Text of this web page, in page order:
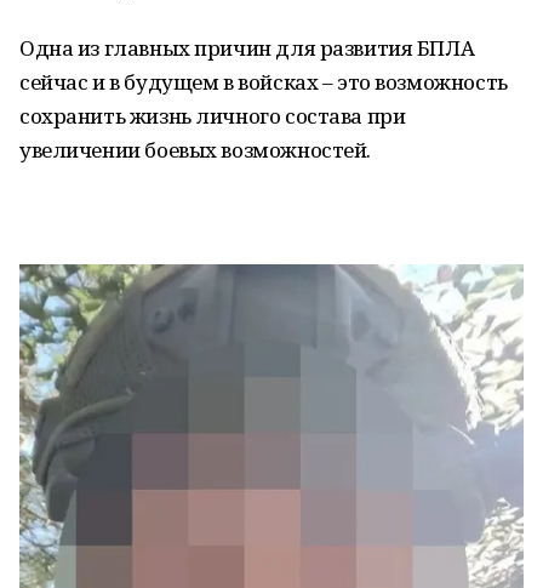
Одна из главных причин для развития БПЛА
сейчас и в будущем в войсках – это возможность
сохранить жизнь личного состава при
увеличении боевых возможностей.